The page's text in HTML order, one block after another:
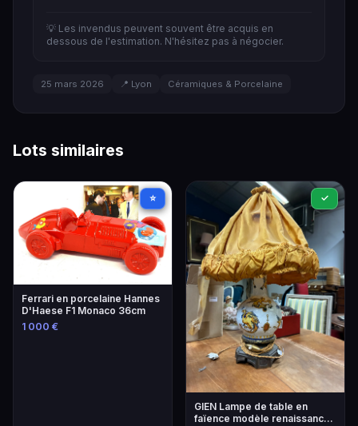
💡 Les invendus peuvent souvent être acquis en
dessous de l'estimation. N'hésitez pas à négocier.
25 mars 2026 📍 Lyon Céramiques & Porcelaine
Lots similaires
⭐
Ferrari en porcelaine Hannes
D'Haese F1 Monaco 36cm
1 000 €
✓
GIEN Lampe de table en
faïence modèle renaissance